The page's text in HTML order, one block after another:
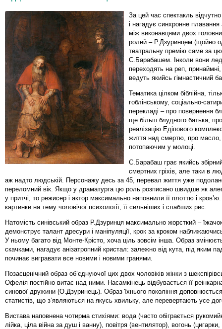
За цей час спектакль
і нагадує синхронне плавання
між виконавцями двох
ролей – Р.Дзуринцем (щойно
театральну премію саме за
С.Барабашем. Інколи вони
переходять на реп, принаймні,
ведуть якийсь гімнастичний
Тематика цілком біблійна,
гоблінському, соціально-
перекладі – про повернення
ще більш блудного батька,
реалізацію Едіпового
життя над смертю, про масло,
потопаючим у молоці.
С.Барабаш грає якийсь
смертних гріхів, але таки в
аж надто людській. Персонажу десь за 45, перевал життя уже
переломний вік. Якщо у драматурга цю роль розписано швидше як
у притчі, то режисер і актор максимально наповнили її плоттю і
картинки на тему чоловічої психології, її сильніших і слабших рис.
Натомість синівський образ Р.Дзуринця максимально жорсткий –
демонструє талант дресури і маніпуляції, крок за кроком
У ньому багато від Монте-Крісто, хоча ціль зовсім інша. Образ
скачками, нагадує анізатропний кристал: залежно від кута, під яким
починає вигравати все новими і новими гранями.
Позасценічний образ об’єднуючої цих двох чоловіків жінки з
Офелія постійно витає над ними. Насамкінець відбувається її
синової дружини (О.Дзуринець). Образ їхнього покоління
статистів, що з’являються на якусь хвильку, але перевертають усе
Вистава наповнена чотирма стихіями: вода (часто обіграється
лійка, ціла війна за душ і ванну), повітря (вентилятор), вогонь